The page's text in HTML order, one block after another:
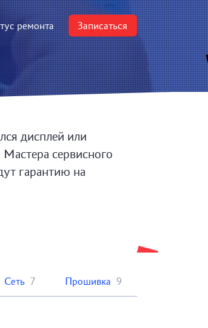
ремонта Записаться
дисплей или
Мастера сервисного
гарантию на
Сеть 7 Прошивка 9